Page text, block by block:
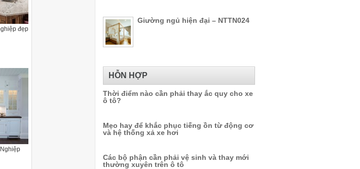
đẹp
Giường ngủ hiện đại – NTTN024
HỖN HỢP
Thời điểm nào cần phải thay ắc quy cho xe
ô tô?
Mẹo hay để khắc phục tiếng ồn từ động cơ
và hệ thống xả xe hơi
Các bộ phận cần phải vệ sinh và thay mới
thường xuyên trên ô tô